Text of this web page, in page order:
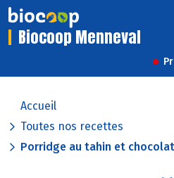
Biocoop Menneval
Accueil
Toutes nos recettes
Porridge au tahin et chocolat